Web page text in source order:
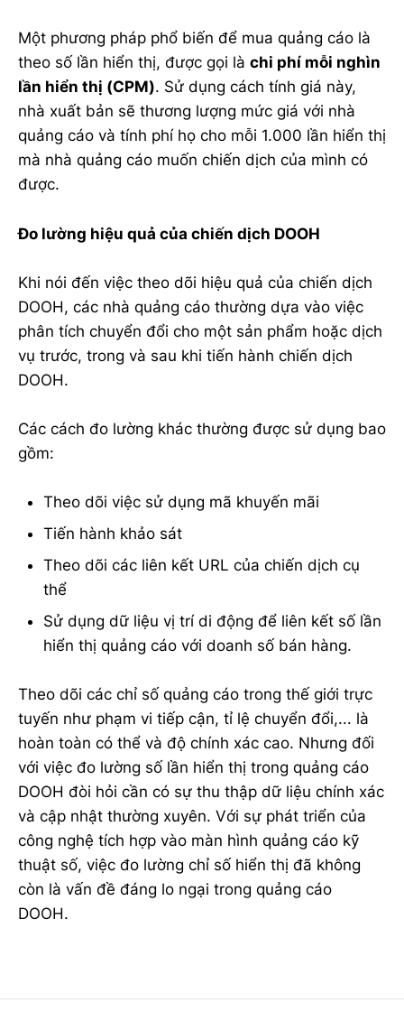
Một phương pháp phổ biến để mua quảng cáo là
theo số lần hiển thị, được gọi là chi phí mỗi nghìn
lần hiển thị (CPM). Sử dụng cách tính giá này,
nhà xuất bản sẽ thương lượng mức giá với nhà
quảng cáo và tính phí họ cho mỗi 1.000 lần hiển thị
mà nhà quảng cáo muốn chiến dịch của mình có
được.
Đo lường hiệu quả của chiến dịch DOOH
Khi nói đến việc theo dõi hiệu quả của chiến dịch
DOOH, các nhà quảng cáo thường dựa vào việc
phân tích chuyển đổi cho một sản phẩm hoặc dịch
vụ trước, trong và sau khi tiến hành chiến dịch
DOOH.
Các cách đo lường khác thường được sử dụng bao
gồm:
Theo dõi việc sử dụng mã khuyến mãi
Tiến hành khảo sát
Theo dõi các liên kết URL của chiến dịch cụ
thể
Sử dụng dữ liệu vị trí di động để liên kết số lần
hiển thị quảng cáo với doanh số bán hàng.
Theo dõi các chỉ số quảng cáo trong thế giới trực
tuyến như phạm vi tiếp cận, tỉ lệ chuyển đổi,... là
hoàn toàn có thể và độ chính xác cao. Nhưng đối
với việc đo lường số lần hiển thị trong quảng cáo
DOOH đòi hỏi cần có sự thu thập dữ liệu chính xác
và cập nhật thường xuyên. Với sự phát triển của
công nghệ tích hợp vào màn hình quảng cáo kỹ
thuật số, việc đo lường chỉ số hiển thị đã không
còn là vấn đề đáng lo ngại trong quảng cáo
DOOH.